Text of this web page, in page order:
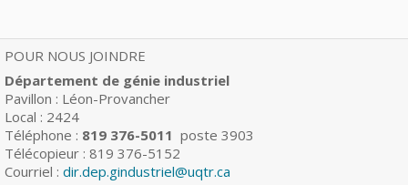
POUR NOUS JOINDRE
Département de génie industriel
Pavillon : Léon-Provancher
Local : 2424
Téléphone : 819 376-5011 poste 3903
Télécopieur : 819 376-5152
Courriel : dir.dep.gindustriel@uqtr.ca